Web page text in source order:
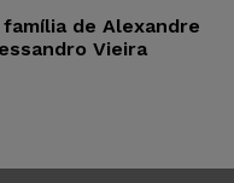
de Alexandre
Vieira